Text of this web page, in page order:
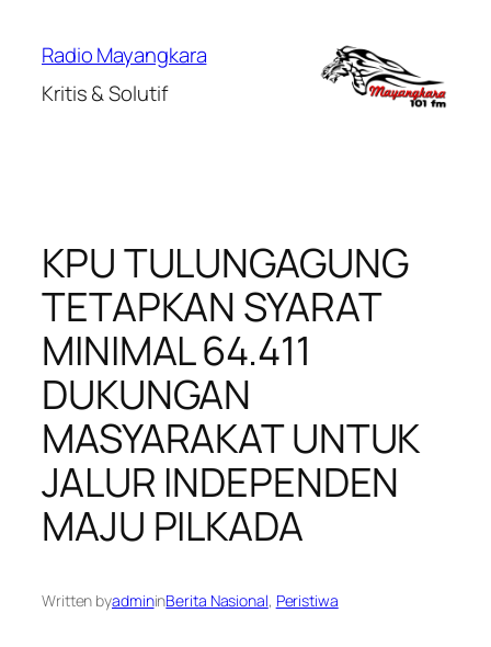
Radio Mayangkara
Kritis & Solutif
KPU TULUNGAGUNG
TETAPKAN SYARAT
MINIMAL 64.411
DUKUNGAN
MASYARAKAT UNTUK
JALUR INDEPENDEN
MAJU PILKADA
Written byadmininBerita Nasional, Peristiwa